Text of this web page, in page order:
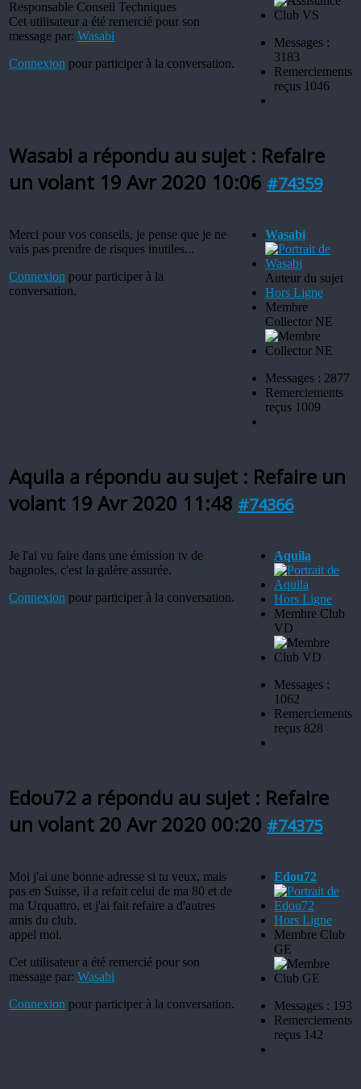
Responsable Conseil Techniques
Cet utilisateur a été remercié pour son
message par: Wasabi
Connexion pour participer à la conversation.
Messages :
3183
Remerciements
reçus 1046
Wasabi a répondu au sujet : Refaire
un volant 19 Avr 2020 10:06 #74359
Merci pour vos conseils, je pense que je ne
vais pas prendre de risques inutiles...
Connexion pour participer à la
conversation.
Wasabi
Auteur du sujet
Hors Ligne
Membre
Collector NE
Messages : 2877
Remerciements
reçus 1009
Aquila a répondu au sujet : Refaire un
volant 19 Avr 2020 11:48 #74366
Je l'ai vu faire dans une émission tv de
bagnoles, c'est la galère assurée.
Connexion pour participer à la conversation.
Aquila
Hors Ligne
Membre Club
VD
Messages :
1062
Remerciements
reçus 828
Edou72 a répondu au sujet : Refaire
un volant 20 Avr 2020 00:20 #74375
Moi j'ai une bonne adresse si tu veux, mais
pas en Suisse, il a refait celui de ma 80 et de
ma Urquattro, et j'ai fait refaire a d'autres
amis du club.
appel moi.
Cet utilisateur a été remercié pour son
message par: Wasabi
Connexion pour participer à la conversation.
Edou72
Hors Ligne
Membre Club
GE
Messages : 193
Remerciements
reçus 142